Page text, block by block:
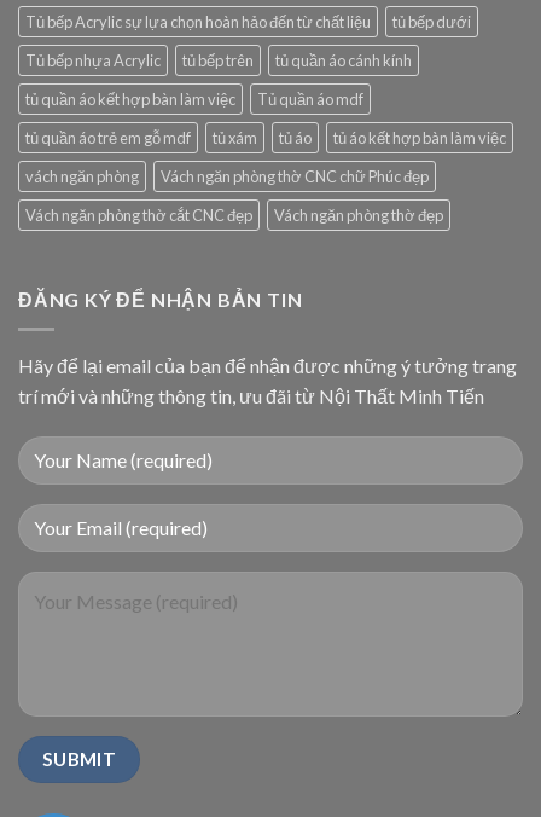
Tủ bếp Acrylic sự lựa chọn hoàn hảo đến từ chất liệu
tủ bếp dưới
Tủ bếp nhựa Acrylic
tủ bếp trên
tủ quần áo cánh kính
tủ quần áo kết hợp bàn làm việc
Tủ quần áo mdf
tủ quần áo trẻ em gỗ mdf
tủ xám tủ áo
tủ áo kết hợp bàn làm việc
vách ngăn phòng
Vách ngăn phòng thờ CNC chữ Phúc đẹp
Vách ngăn phòng thờ cắt CNC đẹp
Vách ngăn phòng thờ đẹp
ĐĂNG KÝ ĐỂ NHẬN BẢN TIN
Hãy để lại email của bạn để nhận được những ý tưởng trang
trí mới và những thông tin, ưu đãi từ Nội Thất Minh Tiến